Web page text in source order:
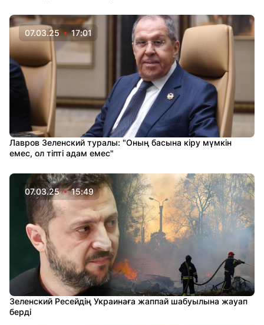
07.03.25 17:01
Лавров Зеленский туралы: "Оның басына кіру мүмкін
емес, ол тіпті адам емес"
07.03.25 15:49
Зеленский Ресейдің Украинаға жаппай шабуылына жауап
берді